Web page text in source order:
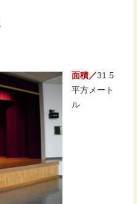
面積／31.5
平方メート
ル